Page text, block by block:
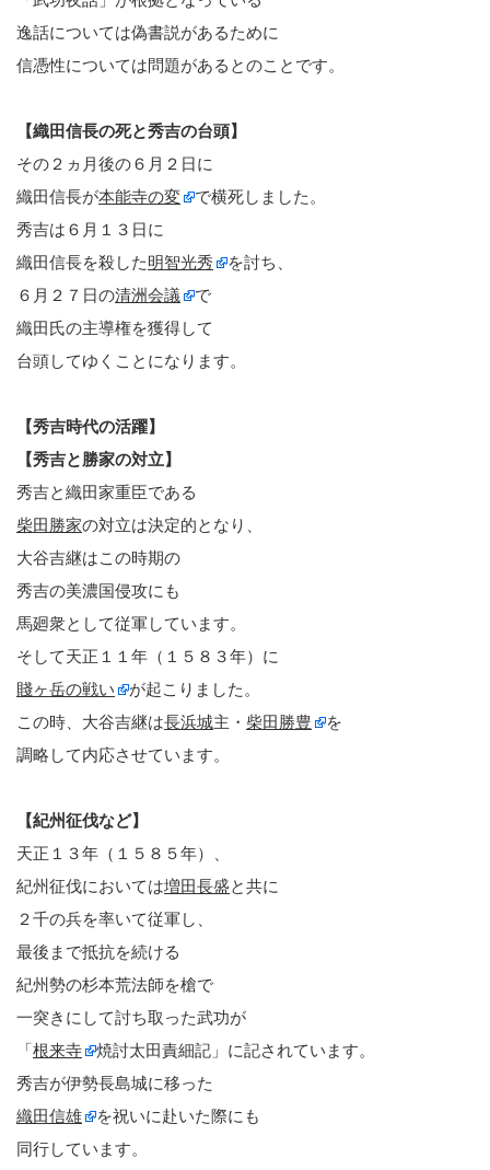
逸話については偽書説があるために
信憑性については問題があるとのことです。
【織田信長の死と秀吉の台頭】
その２ヵ月後の６月２日に
織田信長が本能寺の変
で横死しました。
秀吉は６月１３日に
織田信長を殺した明智光秀
を討ち、
６月２７日の清洲会議
で
織田氏の主導権を獲得して
台頭してゆくことになります。
【秀吉時代の活躍】
【秀吉と勝家の対立】
秀吉と織田家重臣である
柴田勝家の対立は決定的となり、
大谷吉継はこの時期の
秀吉の美濃国侵攻にも
馬廻衆として従軍しています。
そして天正１１年（１５８３年）に
賤ヶ岳の戦い
が起こりました。
この時、大谷吉継は長浜城主・ 柴田勝豊
を
調略して内応させています。
【紀州征伐など】
天正１３年（１５８５年）、
紀州征伐においては増田長盛と共に
２千の兵を率いて従軍し、
最後まで抵抗を続ける
紀州勢の杉本荒法師を槍で
一突きにして討ち取った武功が
「根来寺
焼討太田責細記」に記されています。
秀吉が伊勢長島城に移った
織田信雄
を祝いに赴いた際にも
同行しています。